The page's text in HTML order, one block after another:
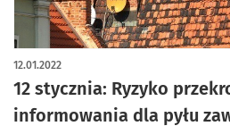
12 stycznia: Ryzyko
informowania dla pyłu
12.01.2022